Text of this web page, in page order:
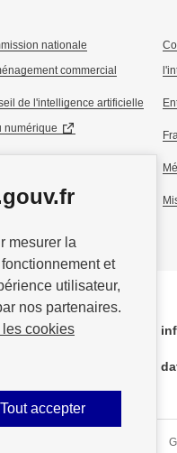
mesurer la
et
utilisateur,
nos partenaires.
cookies
Tout accepter
nationale
commercial
de l'intelligence artificielle
numérique
national du commerce